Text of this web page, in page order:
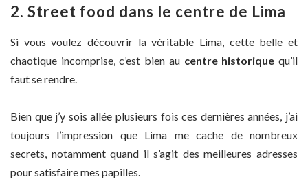
2. Street food dans le centre de Lima
Si vous voulez découvrir la véritable Lima, cette belle et
chaotique incomprise, c’est bien au centre historique qu’il
faut se rendre.
Bien que j’y sois allée plusieurs fois ces dernières années, j’ai
toujours l’impression que Lima me cache de nombreux
secrets, notamment quand il s’agit des meilleures adresses
pour satisfaire mes papilles.